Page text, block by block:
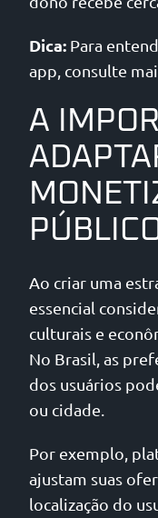
Dica: Para
app, consulte
A
Ao criar uma
essencial
culturais e
No Brasil, as
dos usuários
ou cidade.
Por exemplo,
ajustam suas
localização do